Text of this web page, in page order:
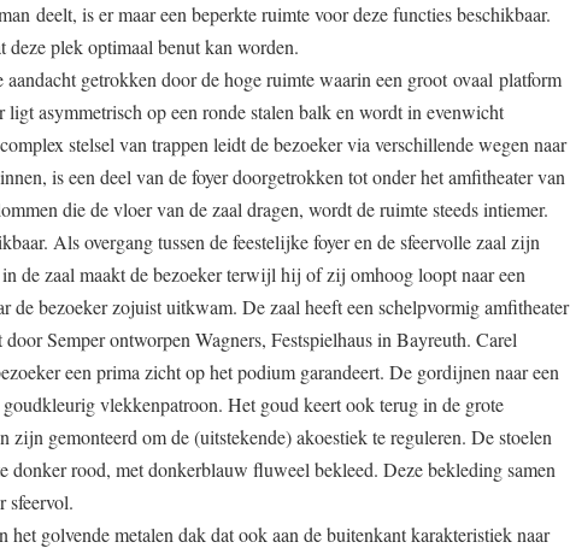
deelt, is er maar een beperkte ruimte voor deze functies beschikbaar.
deze plek optimaal benut kan worden.
getrokken door de hoge ruimte waarin een groot ovaal platform
asymmetrisch op een ronde stalen balk en wordt in evenwicht
stelsel van trappen leidt de bezoeker via verschillende wegen naar
is een deel van de foyer doorgetrokken tot onder het amfitheater van
die de vloer van de zaal dragen, wordt de ruimte steeds intiemer.
Als overgang tussen de feestelijke foyer en de sfeervolle zaal zijn
de zaal maakt de bezoeker terwijl hij of zij omhoog loopt naar een
de bezoeker zojuist uitkwam. De zaal heeft een schelpvormig amfitheater
Semper ontworpen Wagners, Festspielhaus in Bayreuth. Carel
een prima zicht op het podium garandeert. De gordijnen naar een
vlekkenpatroon. Het goud keert ook terug in de grote
gemonteerd om de (uitstekende) akoestiek te reguleren. De stoelen
donker rood, met donkerblauw fluweel bekleed. Deze bekleding samen
sfeervol.
golvende metalen dak dat ook aan de buitenkant karakteristiek naar